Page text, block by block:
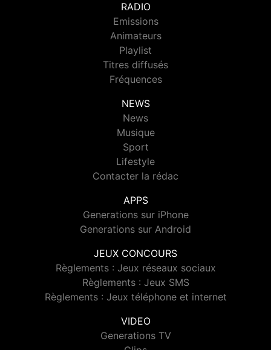
RADIO
Emissions
Animateurs
Playlist
Titres diffusés
Fréquences
NEWS
News
Musique
Sport
Lifestyle
Contacter la rédac
APPS
Generations sur iPhone
Generations sur Android
JEUX CONCOURS
Règlements : Jeux réseaux sociaux
Règlements : Jeux SMS
Règlements : Jeux téléphone et internet
VIDEO
Generations TV